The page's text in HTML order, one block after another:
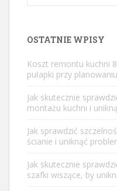
OSTATNIE WPISY
Koszt remontu kuchni
pułapki przy
Jak skutecznie
montażu kuchni i
Jak sprawdzić
ścianie i uniknąć
Jak skutecznie
szafki wiszące, by